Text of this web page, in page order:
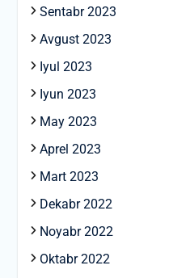
Sentabr 2023
Avgust 2023
Iyul 2023
Iyun 2023
May 2023
Aprel 2023
Mart 2023
Dekabr 2022
Noyabr 2022
Oktabr 2022